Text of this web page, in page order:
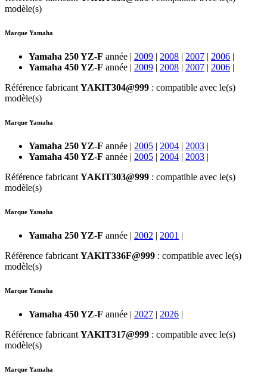
modèle(s)
Marque Yamaha
Yamaha 250 YZ-F année | 2009 | 2008 | 2007 | 2006 |
Yamaha 450 YZ-F année | 2009 | 2008 | 2007 | 2006 |
Référence fabricant YAKIT304@999 : compatible avec le(s)
modèle(s)
Marque Yamaha
Yamaha 250 YZ-F année | 2005 | 2004 | 2003 |
Yamaha 450 YZ-F année | 2005 | 2004 | 2003 |
Référence fabricant YAKIT303@999 : compatible avec le(s)
modèle(s)
Marque Yamaha
Yamaha 250 YZ-F année | 2002 | 2001 |
Référence fabricant YAKIT336F@999 : compatible avec le(s)
modèle(s)
Marque Yamaha
Yamaha 450 YZ-F année | 2027 | 2026 |
Référence fabricant YAKIT317@999 : compatible avec le(s)
modèle(s)
Marque Yamaha